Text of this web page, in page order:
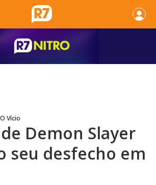
O Vício
Demon Slayer
seu desfecho em